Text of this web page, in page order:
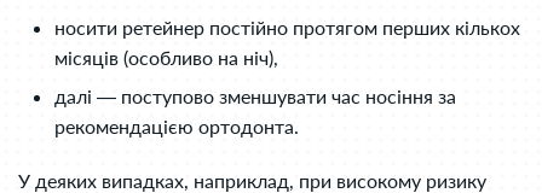
носити ретейнер постійно протягом перших кількох
місяців (особливо на ніч),
далі — поступово зменшувати час носіння за
рекомендацією ортодонта.
У деяких випадках, наприклад, при високому ризику